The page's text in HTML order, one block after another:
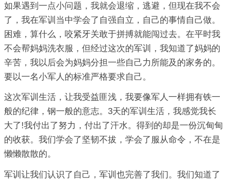
如果遇到一点小问题，我就会退缩，逃避，但现在我不会
了，我在军训当中学会了自强自立，自己的事情自己做。
困难，算什么，咬紧牙关敢于拼搏就能闯过去。在平时我
不会帮妈妈洗衣服，但经过这次的军训，我知道了妈妈的
辛苦，我以后会为妈妈分担一些自己力所能及的家务的。
要以一名小军人的标准严格要求自己。
这次军训生活，让我受益匪浅，我要像军人一样拥有铁一
般的纪律，钢一般的意志。3天的军训生活，我感觉我长
大了!我付出了努力，付出了汗水。得到的却是一份沉甸甸
的收获。我们学会了坚韧不拔，学会了服从命令，不在是
懒懒散散的。
军训让我们认识了自己，军训也完善了我们。我们知道了